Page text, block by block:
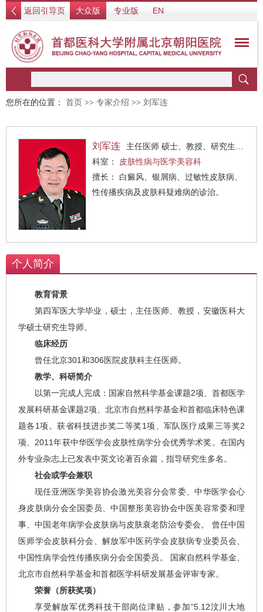
返回引导页 大众版 专业版 EN
您所在的位置： 首页 >> 专家介绍 >> 刘军连
刘军连
主任医师 硕士、教授、研究生导师
科室：
皮肤性病与医学美容科
擅长： 白癜风、银屑病、过敏性皮肤病、
性传播疾病及皮肤科疑难病的诊治。
个人简介
教育背景
第四军医大学毕业，硕士，主任医师、教授，安徽医科大
学硕士研究生导师。
临床经历
曾任北京301和306医院皮肤科主任医师。
教学、科研简介
以第一完成人完成：国家自然科学基金课题2项、首都医学
发展科研基金课题2项、北京市自然科学基金和首都临床特色课
题各1项。获省科技进步奖二等奖1项、军队医疗成果三等奖2
项、2011年获中华医学会皮肤性病学分会优秀学术奖。在国内
外专业杂志上已发表中英文论著百余篇，指导研究生多名。
社会或学会兼职
现任亚洲医学美容协会激光美容分会常委、中华医学会心
身皮肤病分会全国委员、中国整形美容协会中医美容常委和理
事、中国老年病学会皮肤病与皮肤衰老防治专委会。 曾任中国
医师学会皮肤科分会、解放军中医药学会皮肤病专业委员会、
中国性病学会性传播疾病分会全国委员。 国家自然科学基金、
北京市自然科学基金和首都医学科研发展基金评审专家。
荣誉（所获奖项）
享受解放军优秀科技干部岗位津贴，参加“5.12汶川大地